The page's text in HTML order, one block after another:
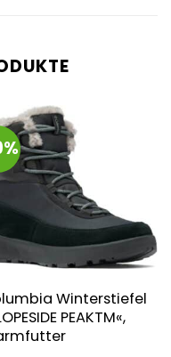
Winterstiefel
PEAKTM«,